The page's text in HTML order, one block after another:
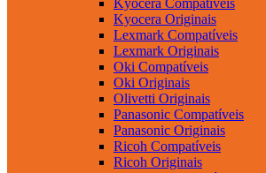
Kyocera Originais
Lexmark Compatíveis
Lexmark Originais
Oki Compatíveis
Oki Originais
Olivetti Originais
Panasonic Compatíveis
Panasonic Originais
Ricoh Compatíveis
Ricoh Originais